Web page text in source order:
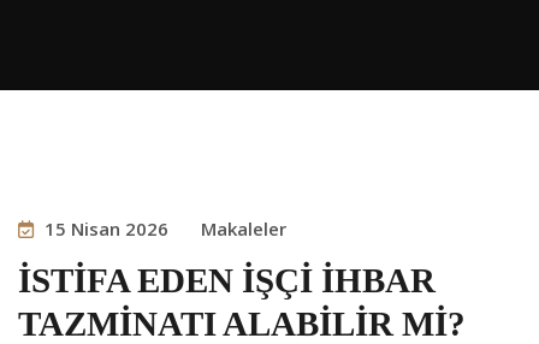
15 Nisan 2026 Makaleler
İSTİFA EDEN İŞÇİ İHBAR
TAZMİNATI ALABİLİR Mİ?